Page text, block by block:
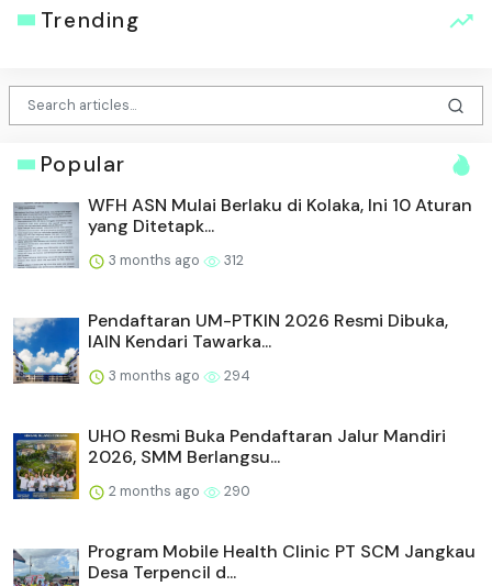
Trending
Popular
WFH ASN Mulai Berlaku di Kolaka, Ini 10 Aturan
yang Ditetapk...
3 months ago 312
Pendaftaran UM-PTKIN 2026 Resmi Dibuka,
IAIN Kendari Tawarka...
3 months ago 294
UHO Resmi Buka Pendaftaran Jalur Mandiri
2026, SMM Berlangsu...
2 months ago 290
Program Mobile Health Clinic PT SCM Jangkau
Desa Terpencil d...